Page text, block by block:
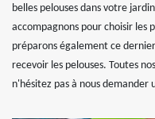
belles pelouses dans votre
accompagnons pour choisir les
préparons également ce
recevoir les pelouses. Toutes
n'hésitez pas à nous demander